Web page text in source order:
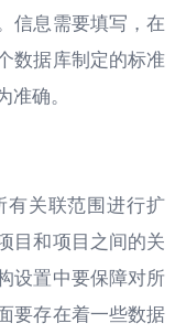
信息需要填写，在
数据库制定的标准
确。
关联范围进行扩
目和项目之间的关
设置中要保障对所
要存在着一些数据